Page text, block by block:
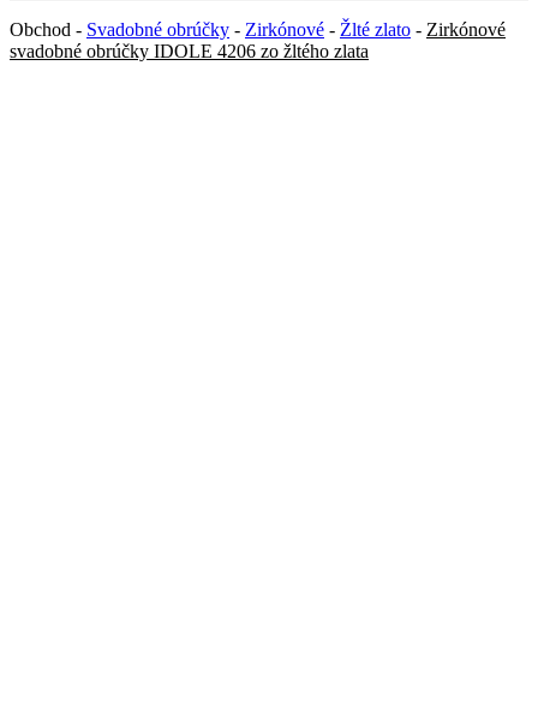
Obchod - Svadobné obrúčky - Zirkónové - Žlté zlato - Zirkónové
svadobné obrúčky IDOLE 4206 zo žltého zlata